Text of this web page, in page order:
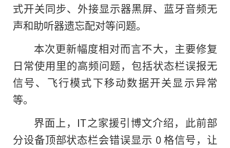
式开关同步、外接显示器黑屏、蓝牙音频无
声和助听器遗忘配对等问题。
本次更新幅度相对而言不大，主要修复
日常使用里的高频问题，包括状态栏误报无
信号、飞行模式下移动数据开关显示异常
等。
界面上，IT之家援引博文介绍，此前部
分设备顶部状态栏会错误显示 0 格信号，让